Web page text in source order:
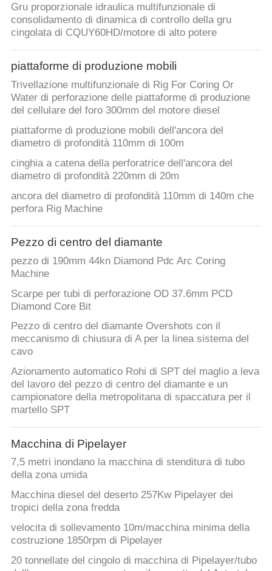
Gru proporzionale idraulica multifunzionale di
consolidamento di dinamica di controllo della gru
cingolata di CQUY60HD/motore di alto potere
piattaforme di produzione mobili
Trivellazione multifunzionale di Rig For Coring Or
Water di perforazione delle piattaforme di produzione
del cellulare del foro 300mm del motore diesel
piattaforme di produzione mobili dell'ancora del
diametro di profondità 110mm di 100m
cinghia a catena della perforatrice dell'ancora del
diametro di profondità 220mm di 20m
ancora del diametro di profondità 110mm di 140m che
perfora Rig Machine
Pezzo di centro del diamante
pezzo di 190mm 44kn Diamond Pdc Arc Coring
Machine
Scarpe per tubi di perforazione OD 37.6mm PCD
Diamond Core Bit
Pezzo di centro del diamante Overshots con il
meccanismo di chiusura di A per la linea sistema del
cavo
Azionamento automatico Rohi di SPT del maglio a leva
del lavoro del pezzo di centro del diamante e un
campionatore della metropolitana di spaccatura per il
martello SPT
Macchina di Pipelayer
7,5 metri inondano la macchina di stenditura di tubo
della zona umida
Macchina diesel del deserto 257Kw Pipelayer dei
tropici della zona fredda
velocita di sollevamento 10m/macchina minima della
costruzione 1850rpm di Pipelayer
20 tonnellate del cingolo di macchina di Pipelayer/tubo